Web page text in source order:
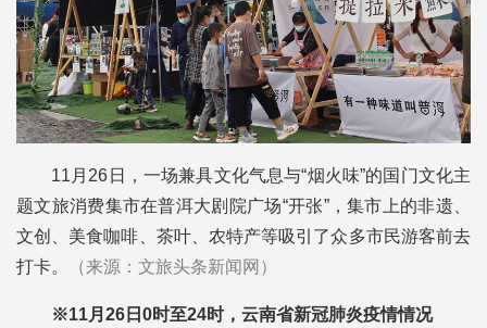
11月26日， 一场兼具文化气息与“烟火味”的国门文化主
题文旅消费集市在普洱大剧院广场“开张”，集市上的非遗、
文创、美食咖啡、茶叶、农特产等吸引了众多市民游客前去
打卡。
（来源：文旅头条新闻网）
※11月26日0时至24时，云南省新冠肺炎疫情情况